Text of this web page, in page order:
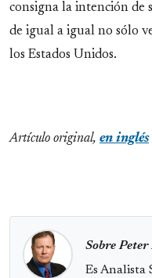
consigna la intención de
de igual a igual no sólo
los Estados Unidos.
Artículo original, en inglés
Sobre Peter
Es Analista